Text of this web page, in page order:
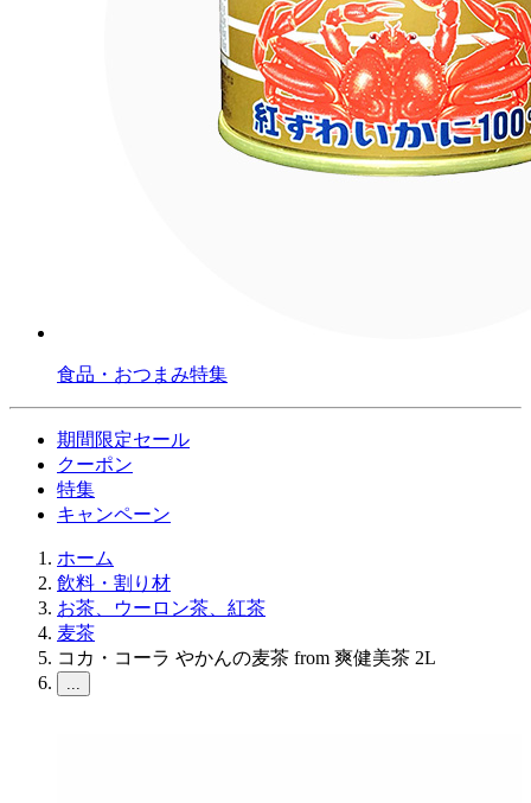
食品・おつまみ特集
期間限定セール
クーポン
特集
キャンペーン
ホーム
飲料・割り材
お茶、ウーロン茶、紅茶
麦茶
コカ・コーラ やかんの麦茶 from 爽健美茶 2L
...